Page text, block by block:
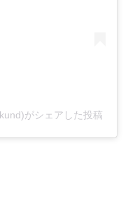
がシェアした投稿